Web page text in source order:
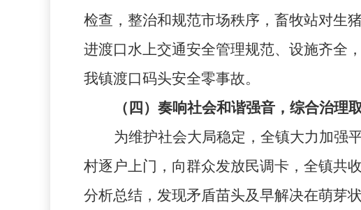
检查，整治和规范市场秩序，畜牧站对生
进渡口水上交通安全管理规范、设施齐全
我镇渡口码头安全零事故。
（四）奏响社会和谐强音，综合治理
为维护社会大局稳定，全镇大力加强
村逐户上门，向群众发放民调卡，全镇共
分析总结，发现矛盾苗头及早解决在萌芽状